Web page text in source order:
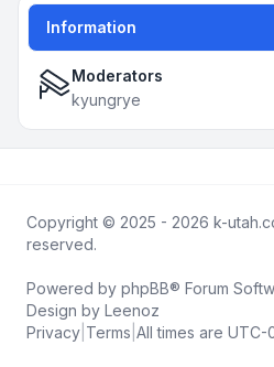
Information
Moderators
kyungrye
Copyright © 2025 - 2026 k-
reserved.
Powered by phpBB® Forum
Design by Leenoz
Privacy Terms All times are UTC-